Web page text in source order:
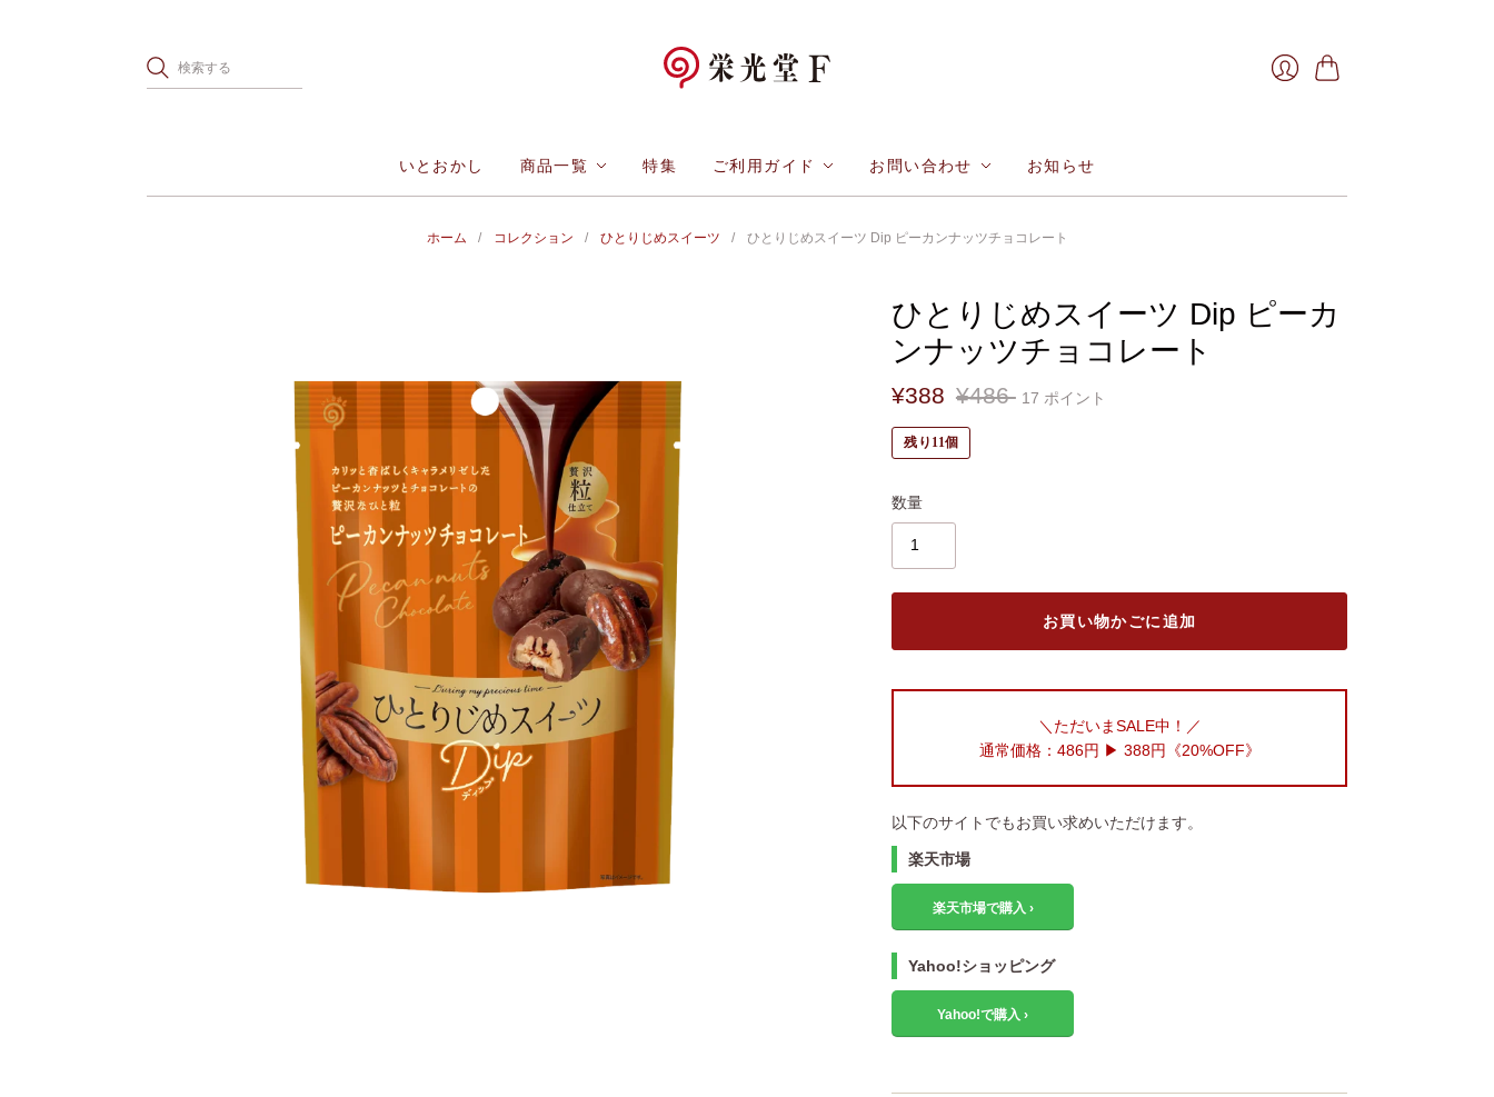
いとおかし 商品一覧 特集 ご利用ガイド お問い合わせ お知らせ
ホーム / コレクション / ひとりじめスイーツ / ひとりじめスイーツ Dip ピーカンナッツチョコレート
ひとりじめスイーツ Dip ピーカ
ンナッツチョコレート
¥388 ¥486 17 ポイント
残り11個
数量
お買い物かごに追加
＼ただいまSALE中！／
通常価格：486円 ▶︎ 388円《20%OFF》
以下のサイトでもお買い求めいただけます。
楽天市場
楽天市場で購入 ›
Yahoo!ショッピング
Yahoo!で購入 ›